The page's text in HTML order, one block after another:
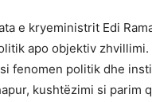
e kryeministrit Edi
apo objektiv
fenomen politik dhe
kushtëzimi si parim